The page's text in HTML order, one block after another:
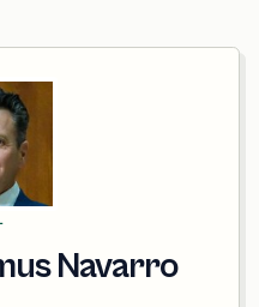
Navarro